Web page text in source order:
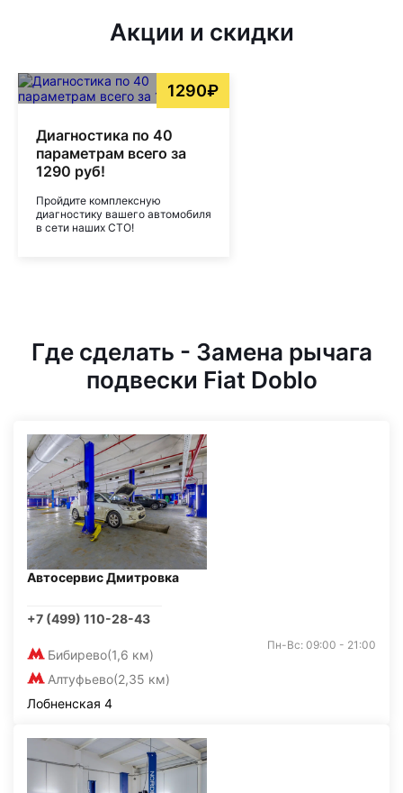
Акции и скидки
1290₽
Диагностика по 40
параметрам всего за
1290 руб!
Пройдите комплексную
диагностику вашего автомобиля
в сети наших СТО!
Где сделать - Замена рычага
подвески Fiat Doblo
Автосервис Дмитровка
+7 (499) 110-28-43
Бибирево(1,6 км)
Алтуфьево(2,35 км)
Пн-Вс: 09:00 - 21:00
Лобненская 4